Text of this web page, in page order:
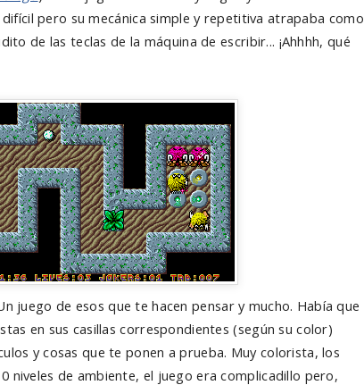
difícil pero su mecánica simple y repetitiva atrapaba como
de las teclas de la máquina de escribir... ¡Ahhhh, qué
juego de esos que te hacen pensar y mucho. Había que
en sus casillas correspondientes (según su color)
y cosas que te ponen a prueba. Muy colorista, los
niveles de ambiente, el juego era complicadillo pero,